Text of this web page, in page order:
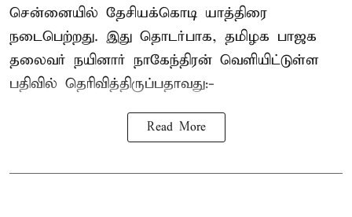
சென்னையில் தேசியக்கொடி யாத்திரை
நடைபெற்றது. இது தொடர்பாக, தமிழக பாஜக
தலைவர் நயினார் நாகேந்திரன் வெளியிட்டுள்ள
பதிவில் தெரிவித்திருப்பதாவது:-
Read More